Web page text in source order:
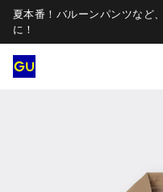
夏本番！バルーンパンツなど
に！